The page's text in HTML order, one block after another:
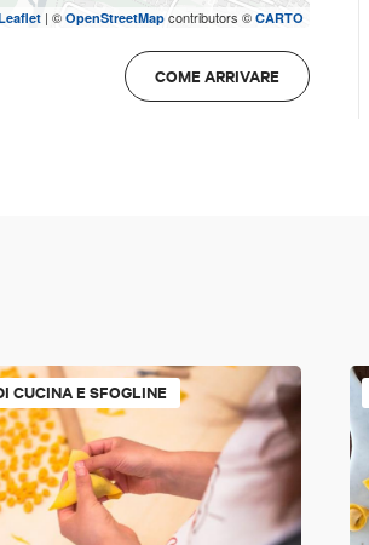
| © OpenStreetMapcontributors © CARTO
COME ARRIVARE
CUCINA E SFOGLINE